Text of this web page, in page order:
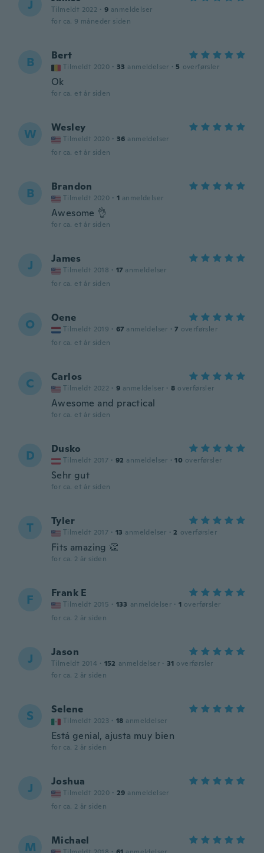
J Tilmeldt 2022 · 9 anmeldelser
for ca. 9 måneder siden
B Bert
Tilmeldt 2020 · 33 anmeldelser · 5 overførsler
Ok
for ca. et år siden
W Wesley
Tilmeldt 2020 · 36 anmeldelser
for ca. et år siden
B Brandon
Tilmeldt 2020 · 1 anmeldelser
Awesome 👌
for ca. et år siden
J James
Tilmeldt 2018 · 17 anmeldelser
for ca. et år siden
O Oene
Tilmeldt 2019 · 67 anmeldelser · 7 overførsler
for ca. et år siden
C Carlos
Tilmeldt 2022 · 9 anmeldelser · 8 overførsler
Awesome and practical
for ca. et år siden
D Dusko
Tilmeldt 2017 · 92 anmeldelser · 10 overførsler
Sehr gut
for ca. et år siden
T Tyler
Tilmeldt 2017 · 13 anmeldelser · 2 overførsler
Fits amazing 👏
for ca. 2 år siden
F Frank E
Tilmeldt 2015 · 133 anmeldelser · 1 overførsler
for ca. 2 år siden
J Jason
Tilmeldt 2014 · 152 anmeldelser · 31 overførsler
for ca. 2 år siden
S Selene
Tilmeldt 2023 · 18 anmeldelser
Está genial, ajusta muy bien
for ca. 2 år siden
J Joshua
Tilmeldt 2020 · 29 anmeldelser
for ca. 2 år siden
M Michael